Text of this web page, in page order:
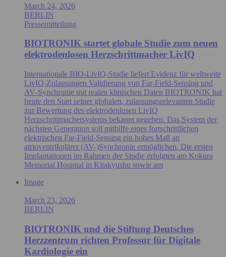
March 24, 2026
BERLIN
Pressemitteilung
BIOTRONIK startet globale Studie zum neuen
elektrodenlosen Herzschrittmacher LivIQ
Internationale BIO‑LivIQ‑Studie liefert Evidenz für weltweite
LivIQ‑Zulassungen Validierung von Far‑Field‑Sensing und
AV‑Synchronie mit realen klinischen Daten BIOTRONIK hat
heute den Start seiner globalen, zulassungsrelevanten Studie
zur Bewertung des elektrodenlosen LivIQ
Herzschrittmachersystems bekannt gegeben. Das System der
nächsten Generation soll mithilfe eines fortschrittlichen
elektrischen Far‑Field‑Sensing ein hohes Maß an
atrioventrikulärer (AV-)Synchronie ermöglichen. Die ersten
Implantationen im Rahmen der Studie erfolgten am Kokura
Memorial Hospital in Kitakyushu sowie am
Image
March 23, 2026
BERLIN
BIOTRONIK und die Stiftung Deutsches
Herzzentrum richten Professur für Digitale
Kardiologie ein